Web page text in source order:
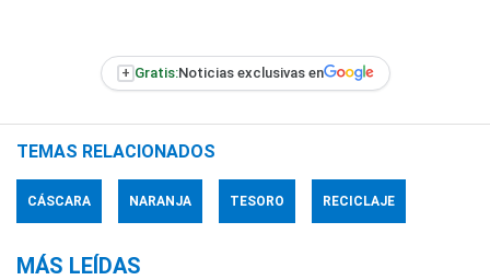
+ Gratis:Noticias exclusivas en
TEMAS RELACIONADOS
CÁSCARA NARANJA TESORO RECICLAJE
MÁS LEÍDAS